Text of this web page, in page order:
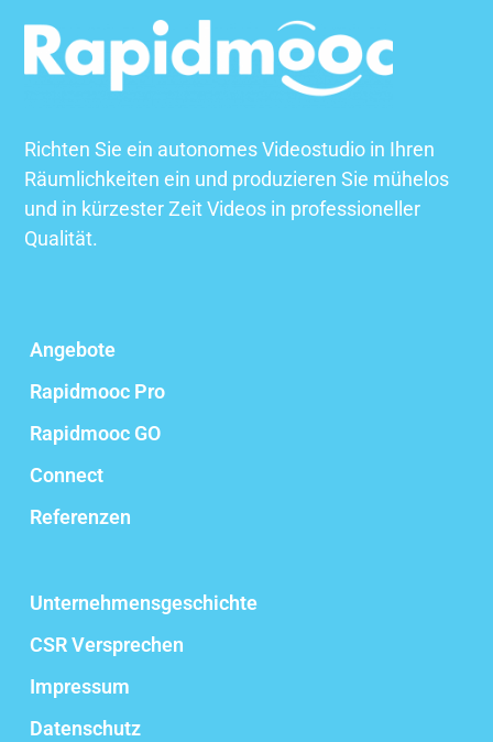
Richten Sie ein autonomes Videostudio in Ihren
Räumlichkeiten ein und produzieren Sie mühelos
und in kürzester Zeit Videos in professioneller
Qualität.
Angebote
Rapidmooc Pro
Rapidmooc GO
Connect
Referenzen
Unternehmensgeschichte
CSR Versprechen
Impressum
Datenschutz